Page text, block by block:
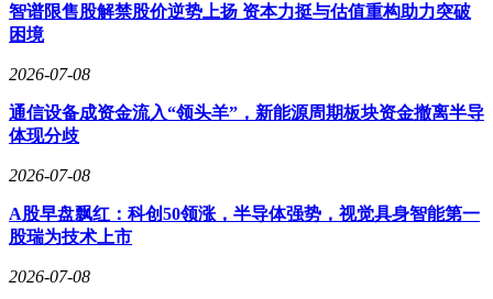
智谱限售股解禁股价逆势上扬 资本力挺与估值重构助力突破
困境
2026-07-08
通信设备成资金流入“领头羊”，新能源周期板块资金撤离半导
体现分歧
2026-07-08
A股早盘飘红：科创50领涨，半导体强势，视觉具身智能第一
股瑞为技术上市
2026-07-08